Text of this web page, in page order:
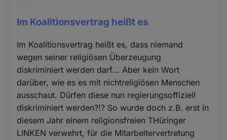
Im Koalitionsvertrag heißt es
Im Koalitionsvertrag heißt es, dass niemand
wegen seiner religiösen Überzeugung
diskriminiert werden darf... Aber kein Wort
darüber, wie es es mit nichtreligiösen Menschen
ausschaut. Dürfen diese nun regierungsoffiziell
diskriminiert werden?!? So wurde doch z.B. erst in
diesem Jahr einem religionsfreien THüringer
LINKEN verwehrt, für die Mitarbeitervertretung